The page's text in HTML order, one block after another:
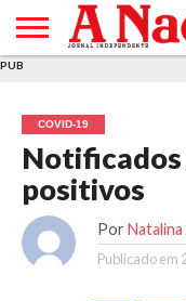
E DE
COOKIES
DE
UTILIZAÇÃO
PUB
COVID-19
Notificados
positivos
Por
Publicado em